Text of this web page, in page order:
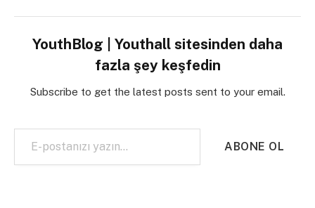
YouthBlog | Youthall sitesinden daha
fazla şey keşfedin
Subscribe to get the latest posts sent to your email.
E-postanızı yazın…
ABONE OL